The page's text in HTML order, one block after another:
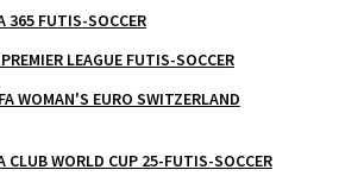
365 FUTIS-SOCCER
LEAGUE FUTIS-SOCCER
WOMAN'S EURO SWITZERLAND
CLUB WORLD CUP 25-FUTIS-SOCCER